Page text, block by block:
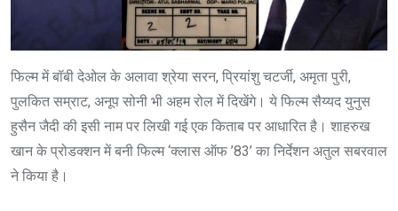
फिल्म में बॉबी देओल के अलावा श्रेया सरन, प्रियांशु चटर्जी, अमृता पुरी,
पुलकित सम्राट, अनूप सोनी भी अहम रोल में दिखेंगे। ये फिल्म सैय्यद युनुस
हुसैन जैदी की इसी नाम पर लिखी गई एक किताब पर आधारित है। शाहरुख
खान के प्रोडक्शन में बनी फिल्म ‘क्लास ऑफ ’83’ का निर्देशन अतुल सबरवाल
ने किया है।